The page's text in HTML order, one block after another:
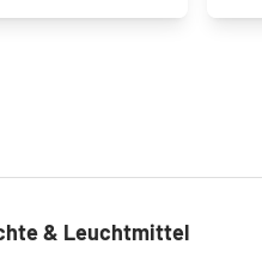
& Leuchtmittel